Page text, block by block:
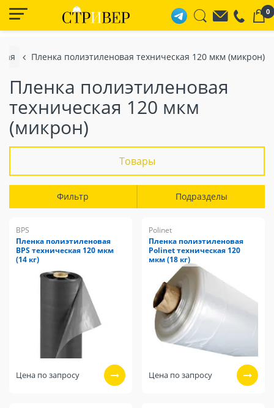
0
Пленка полиэтиленовая техническая 120 мкм (микрон)
Пленка полиэтиленовая
техническая 120 мкм
(микрон)
Товары
Фильтр Подразделы
BPS
Пленка полиэтиленовая
BPS техническая 120 мкм
(14 кг)
Цена по запросу
Polinet
Пленка полиэтиленовая
Polinet техническая 120
мкм (18 кг)
Цена по запросу